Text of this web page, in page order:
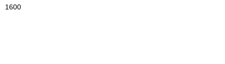
1600